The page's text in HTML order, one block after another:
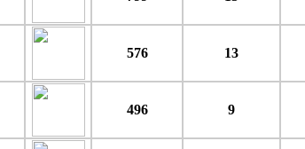
576 13
496 9